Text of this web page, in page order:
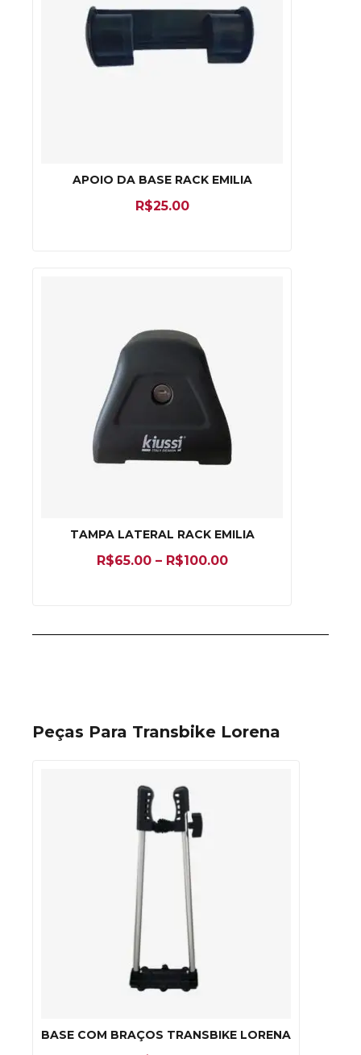
APOIO DA BASE RACK EMILIA
R$25.00
TAMPA LATERAL RACK EMILIA
R$65.00 – R$100.00
Peças Para Transbike Lorena
BASE COM BRAÇOS TRANSBIKE LORENA